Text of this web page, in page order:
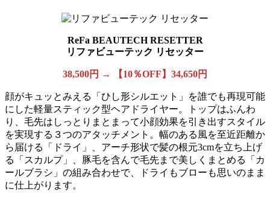
ReFa BEAUTECH RESETTER
リファビューテック リセッター
38,500円 → 【10％OFF】34,650円
顔がキュッとみえる「ひし形シルエット」を誰でも再現可能
にした軽量スティック型ヘアドライヤー。トップはふんわ
り、毛先はしっとりまとまって小顔効果を引き出すスタイル
を実現する３つのアタッチメント。幅のある風を至近距離か
ら届ける「ドライ」、アーチ形状で髪の根元3cmを立ち上げ
る「スカルプ」、豚毛を含んで毛先まで美しくまとめる「カ
ールブラシ」の組み合わせで、ドライもブローも思いのまま
に仕上がります。